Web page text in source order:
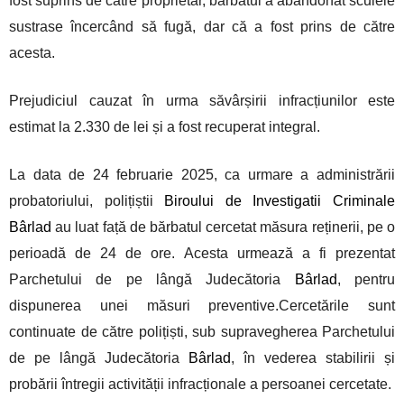
sustrase încercând să fugă, dar că a fost prins de către
acesta.
Prejudiciul cauzat în urma săvârșirii infracțiunilor este
estimat la 2.330 de lei și a fost recuperat integral.
La data de 24 februarie 2025, ca urmare a administrării
probatoriului, polițiștii
Biroului de Investigatii Criminale
Bârlad au luat față de bărbatul cercetat măsura reținerii, pe o
perioadă de 24 de ore. Acesta urmează a fi prezentat
Parchetului de pe lângă Judecătoria
Bârlad, pentru
dispunerea unei măsuri preventive.Cercetările sunt
continuate de către polițiști, sub supravegherea Parchetului
de pe lângă Judecătoria
Bârlad, în vederea stabilirii și
probării întregii activității infracționale a persoanei cercetate.